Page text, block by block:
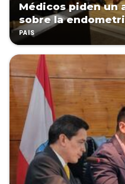
Médicos piden un
sobre la
PAÍS